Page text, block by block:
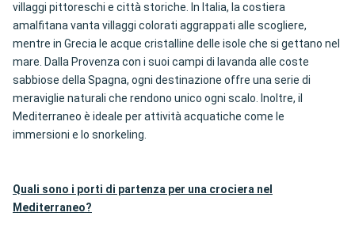
villaggi pittoreschi e città storiche. In Italia, la costiera
amalfitana vanta villaggi colorati aggrappati alle scogliere,
mentre in Grecia le acque cristalline delle isole che si gettano nel
mare. Dalla Provenza con i suoi campi di lavanda alle coste
sabbiose della Spagna, ogni destinazione offre una serie di
meraviglie naturali che rendono unico ogni scalo. Inoltre, il
Mediterraneo è ideale per attività acquatiche come le
immersioni e lo snorkeling.
Quali sono i porti di partenza per una crociera nel
Mediterraneo?